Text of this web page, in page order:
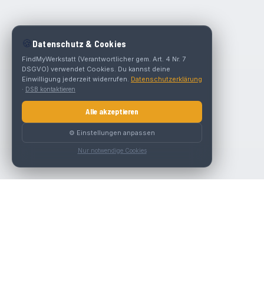
🍪 Datenschutz & Cookies
FindMyWerkstatt (Verantwortlicher gem. Art. 4 Nr. 7
DSGVO) verwendet Cookies. Du kannst deine
Einwilligung jederzeit widerrufen. Datenschutzerklärung
· DSB kontaktieren
Alle akzeptieren
⚙️ Einstellungen anpassen
Nur notwendige Cookies